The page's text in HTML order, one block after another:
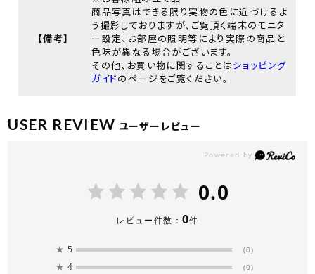
【備考】
商品写真はできる限り実物の色に近づけるよ
う撮影しておりますが、ご覧頂く端末のモニタ
ー設定、お部屋の照明等により実際の商品と
色味が異なる場合がございます。
その他、お買い物に関することはショッピング
ガイドのページをご覧ください。
USER REVIEW ユーザーレビュー
0.0
レビュー件数： 0件
★ 5 (0)
★ 4 (0)